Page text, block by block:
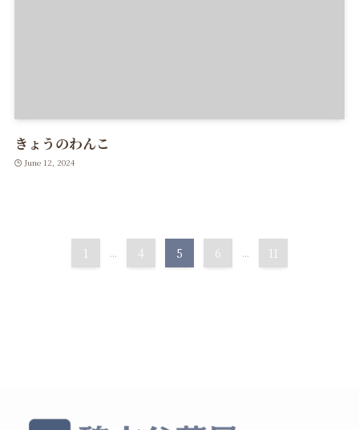
きょうのわんこ
June 12, 2024
1 ... 4 5 6 ... 11